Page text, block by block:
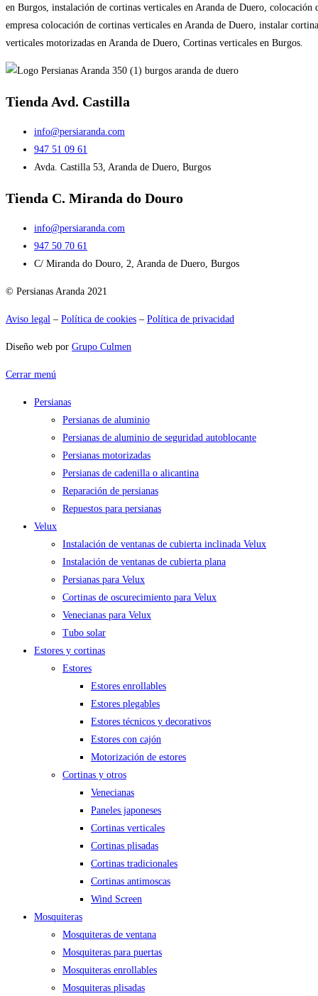
en Burgos, instalación de cortinas verticales en Aranda de Duero,
empresa colocación de cortinas verticales en Aranda de Duero, instalar
verticales motorizadas en Aranda de Duero, Cortinas verticales en Burgos.
Tienda Avd. Castilla
info@persiaranda.com
947 51 09 61
Avda. Castilla 53, Aranda de Duero, Burgos
Tienda C. Miranda do Douro
info@persiaranda.com
947 50 70 61
C/ Miranda do Douro, 2, Aranda de Duero, Burgos
© Persianas Aranda 2021
Aviso legal – Política de cookies – Política de privacidad
Diseño web por Grupo Culmen
Cerrar menú
Persianas
Persianas de aluminio
Persianas de aluminio de seguridad autoblocante
Persianas motorizadas
Persianas de cadenilla o alicantina
Reparación de persianas
Repuestos para persianas
Velux
Instalación de ventanas de cubierta inclinada Velux
Instalación de ventanas de cubierta plana
Persianas para Velux
Cortinas de oscurecimiento para Velux
Venecianas para Velux
Tubo solar
Estores y cortinas
Estores
Estores enrollables
Estores plegables
Estores técnicos y decorativos
Estores con cajón
Motorización de estores
Cortinas y otros
Venecianas
Paneles japoneses
Cortinas verticales
Cortinas plisadas
Cortinas tradicionales
Cortinas antimoscas
Wind Screen
Mosquiteras
Mosquiteras de ventana
Mosquiteras para puertas
Mosquiteras enrollables
Mosquiteras plisadas